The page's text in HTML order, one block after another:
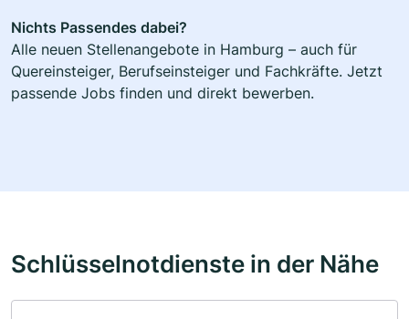
Nichts Passendes dabei?
Alle neuen Stellenangebote in Hamburg – auch für
Quereinsteiger, Berufseinsteiger und Fachkräfte. Jetzt
passende Jobs finden und direkt bewerben.
Schlüsselnotdienste in der Nähe